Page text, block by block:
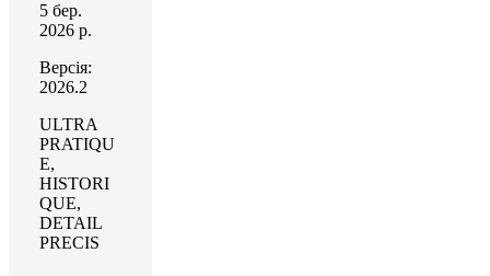
5 бер.
2026 р.
Версія:
2026.2
ULTRA
PRATIQU
E,
HISTORI
QUE,
DETAIL
PRECIS